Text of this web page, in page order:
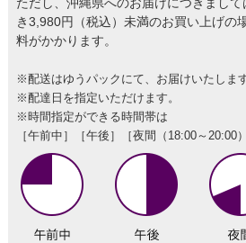
き3,980円（税込）未満のお買い上げの
料がかかります。
※配送はゆうパックにて、お届けいたします
※配達日を指定いただけます。
※時間指定ができる時間帯は
［午前中］［午後］［夜間（18:00～